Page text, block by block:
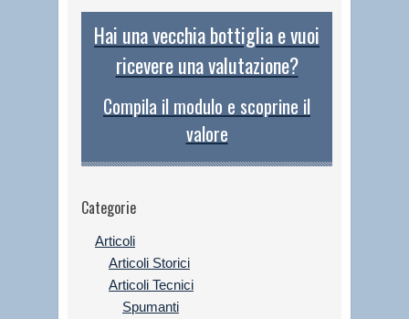
Hai una vecchia bottiglia e vuoi
ricevere una valutazione?
Compila il modulo e scoprine il
valore
Categorie
Articoli
Articoli Storici
Articoli Tecnici
Spumanti